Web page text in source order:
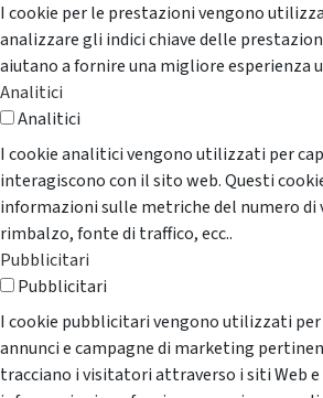
I cookie per le prestazioni vengono
analizzare gli indici chiave delle
aiutano a fornire una migliore esperienza
Analitici
Analitici
I cookie analitici vengono utilizzati per
interagiscono con il sito web. Questi
informazioni sulle metriche del numero di
rimbalzo, fonte di traffico, ecc..
Pubblicitari
Pubblicitari
I cookie pubblicitari vengono utilizzati
annunci e campagne di marketing
tracciano i visitatori attraverso i siti Web